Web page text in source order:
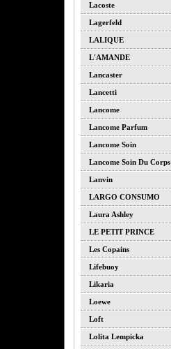
Lacoste
Lagerfeld
LALIQUE
L'AMANDE
Lancaster
Lancetti
Lancome
Lancome Parfum
Lancome Soin
Lancome Soin Du Corps
Lanvin
LARGO CONSUMO
Laura Ashley
LE PETIT PRINCE
Les Copains
Lifebuoy
Likaria
Loewe
Loft
Lolita Lempicka